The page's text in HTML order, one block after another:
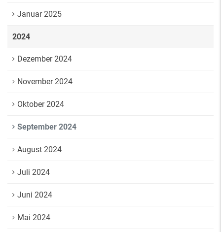
Januar 2025
2024
Dezember 2024
November 2024
Oktober 2024
September 2024
August 2024
Juli 2024
Juni 2024
Mai 2024